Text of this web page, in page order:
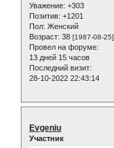
Уважение: +303
Позитив: +1201
Пол: Женский
Возраст: 38 [1987-08-25]
Провел на форуме:
13 дней 15 часов
Последний визит:
28-10-2022 22:43:14
Evgeniu
Участник